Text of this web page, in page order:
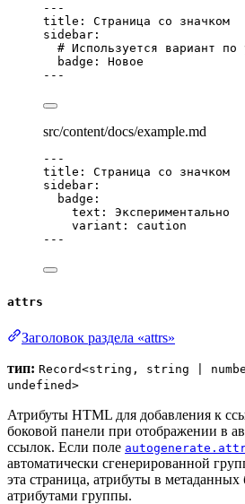
---
title : Страница со значком
sidebar :
# Используется вариант по
badge : Новое
---
src/content/docs/example.md
---
title : Страница со значком
sidebar :
badge :
text : Экспериментально
variant : caution
---
attrs
Заголовок раздела «attrs»
тип: Record<string, string |
undefined>
Атрибуты HTML для добавления к
боковой панели при отображении в
ссылок. Если поле
автоматически сгенерированной
эта страница, атрибуты в
атрибутами группы.